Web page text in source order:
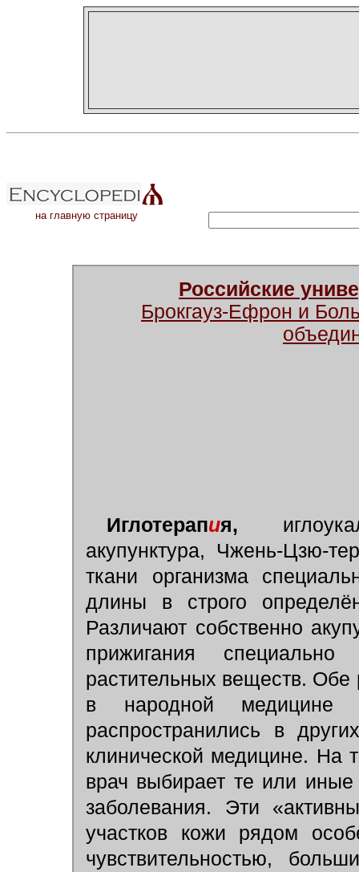
на главную страницу
Российские
Брокгауз-Ефрон и
Иглотерапия,
акупунктура, Чжень-Цзю-
ткани организма
длины в строго
Различают собственно
прижигания
растительных веществ. Обе
в народной медицине
распространились в
клинической медицине. На
врач выбирает те или иные
заболевания. Эти
участков кожи рядом
чувствительностью,